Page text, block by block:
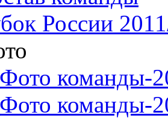
России
Фото команды-
Фото команды-